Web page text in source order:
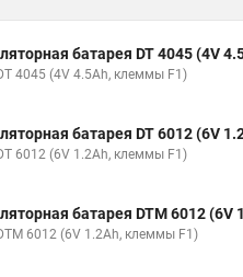
батарея DT 4045 (4V
4045 (4V 4.5Ah, клеммы F1)
батарея DT 6012 (6V
6012 (6V 1.2Ah, клеммы F1)
батарея DTM 6012
6012 (6V 1.2Ah, клеммы F1)